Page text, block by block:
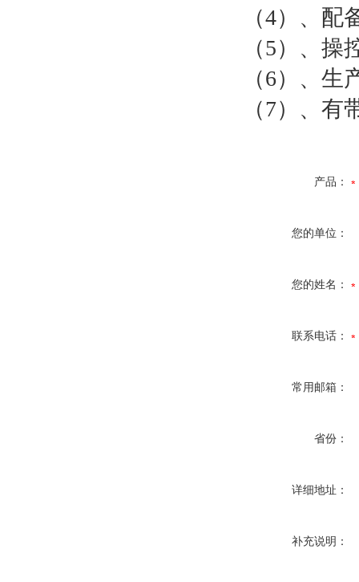
（4）、
（5）、
（6）、
（7）、
产品：
您的单位：
您的姓名：
联系电话：
常用邮箱：
省份：
详细地址：
补充说明：